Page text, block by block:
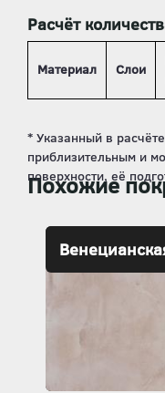
Расчёт
Материал Слои
Похожие